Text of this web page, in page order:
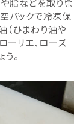
脂などを取り除
パックで冷凍保
（ひまわり油や
ーリエ、ローズ
。